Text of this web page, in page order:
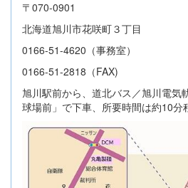
〒070-0901
北海道旭川市花咲町３丁目
0166-51-4620（事務室）
0166-51-2818（FAX)
旭川駅前から、道北バス／旭川電気
球場前」で下車、所要時間は約10分